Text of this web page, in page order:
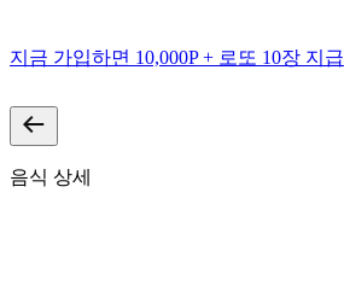
지금 가입하면 10,000P + 로또 10장 지급
음식 상세